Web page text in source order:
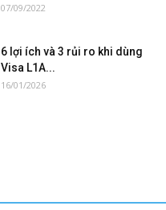
07/09/2022
6 lợi ích và 3 rủi ro khi dùng
Visa L1A...
16/01/2026